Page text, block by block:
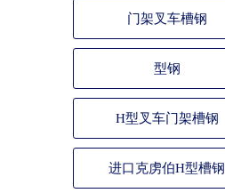
门架叉车槽钢
型钢
H型叉车门架槽钢
进口克虏伯H型槽钢